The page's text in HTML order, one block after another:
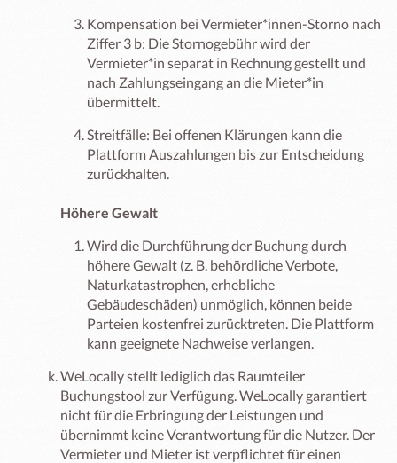
Kompensation bei Vermieter*innen-Storno nach
Ziffer 3 b: Die Stornogebühr wird der
Vermieter*in separat in Rechnung gestellt und
nach Zahlungseingang an die Mieter*in
übermittelt.
Streitfälle: Bei offenen Klärungen kann die
Plattform Auszahlungen bis zur Entscheidung
zurückhalten.
Höhere Gewalt
Wird die Durchführung der Buchung durch
höhere Gewalt (z. B. behördliche Verbote,
Naturkatastrophen, erhebliche
Gebäudeschäden) unmöglich, können beide
Parteien kostenfrei zurücktreten. Die Plattform
kann geeignete Nachweise verlangen.
WeLocally stellt lediglich das Raumteiler
Buchungstool zur Verfügung. WeLocally garantiert
nicht für die Erbringung der Leistungen und
übernimmt keine Verantwortung für die Nutzer. Der
Vermieter und Mieter ist verpflichtet für einen